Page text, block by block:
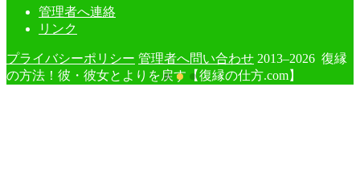
管理者へ連絡
リンク
プライバシーポリシー 管理者へ問い合わせ 2013–2026 復縁
の方法！彼・彼女とよりを戻す【復縁の仕方.com】